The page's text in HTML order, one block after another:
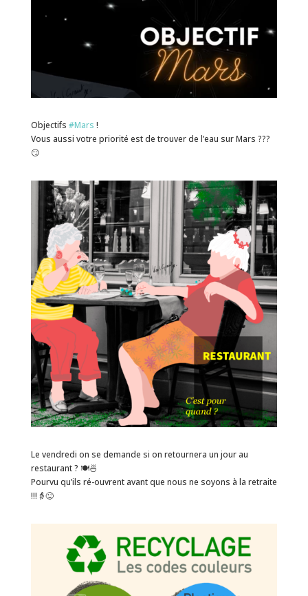
Objectifs #Mars !
Vous aussi votre priorité est de trouver de l’eau sur Mars ???
😏
Le vendredi on se demande si on retournera un jour au
restaurant ? 🍽️🍜
Pourvu qu’ils ré-ouvrent avant que nous ne soyons à la retraite
!!!👵😜